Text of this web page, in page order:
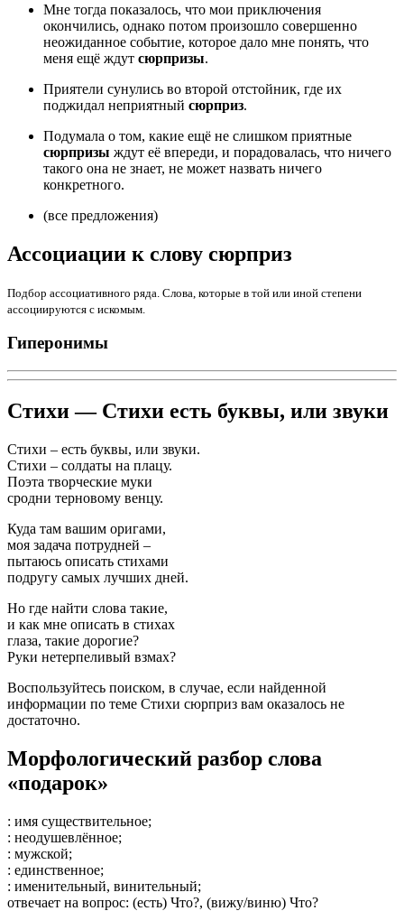
Мне тогда показалось, что мои приключения
окончились, однако потом произошло совершенно
неожиданное событие, которое дало мне понять, что
меня ещё ждут сюрпризы.
Приятели сунулись во второй отстойник, где их
поджидал неприятный сюрприз.
Подумала о том, какие ещё не слишком приятные
сюрпризы ждут её впереди, и порадовалась, что ничего
такого она не знает, не может назвать ничего
конкретного.
(все предложения)
Ассоциации к слову сюрприз
Подбор ассоциативного ряда. Слова, которые в той или иной степени
ассоциируются с искомым.
Гиперонимы
Стихи — Стихи есть буквы, или звуки
Стихи – есть буквы, или звуки.
Стихи – солдаты на плацу.
Поэта творческие муки
сродни терновому венцу.
Куда там вашим оригами,
моя задача потрудней –
пытаюсь описать стихами
подругу самых лучших дней.
Но где найти слова такие,
и как мне описать в стихах
глаза, такие дорогие?
Руки нетерпеливый взмах?
Воспользуйтесь поиском, в случае, если найденной
информации по теме Стихи сюрприз вам оказалось не
достаточно.
Морфологический разбор слова
«подарок»
: имя существительное;
: неодушевлённое;
: мужской;
: единственное;
: именительный, винительный;
отвечает на вопрос: (есть) Что?, (вижу/виню) Что?